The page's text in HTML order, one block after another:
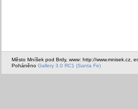
Město Mníšek pod Brdy, www: http://www.mnisek.cz,
Poháněno Gallery 3.0 RC1 (Santa Fe)